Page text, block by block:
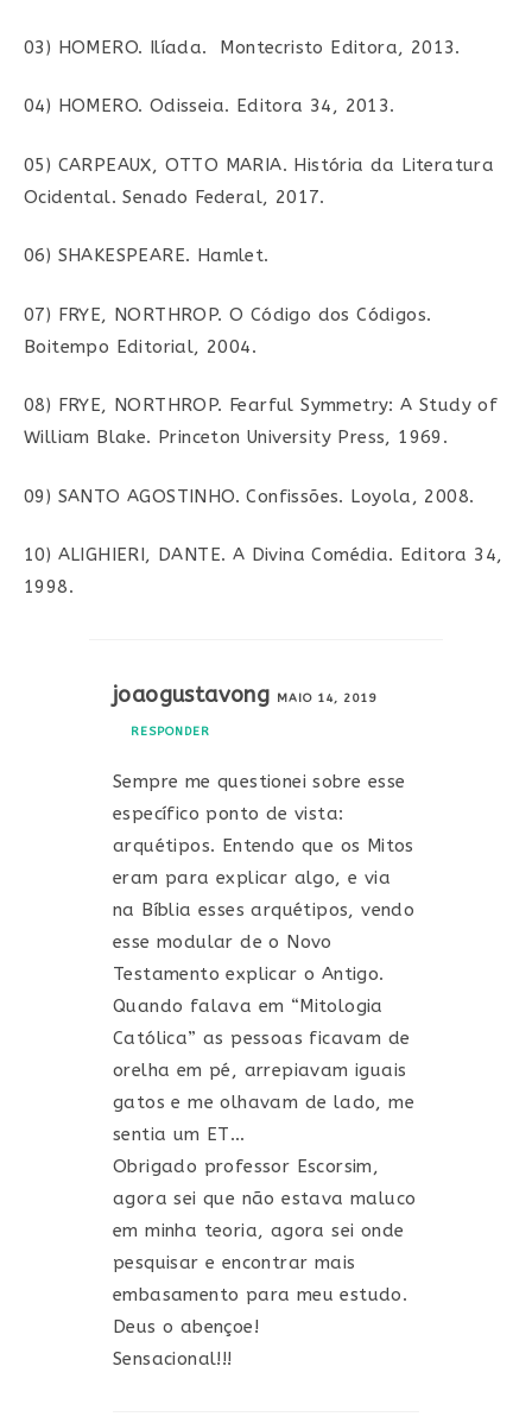
03) HOMERO. Ilíada. Montecristo Editora, 2013.
04) HOMERO. Odisseia. Editora 34, 2013.
05) CARPEAUX, OTTO MARIA. História da Literatura
Ocidental. Senado Federal, 2017.
06) SHAKESPEARE. Hamlet.
07) FRYE, NORTHROP. O Código dos Códigos.
Boitempo Editorial, 2004.
08) FRYE, NORTHROP. Fearful Symmetry: A Study of
William Blake. Princeton University Press, 1969.
09) SANTO AGOSTINHO. Confissões. Loyola, 2008.
10) ALIGHIERI, DANTE. A Divina Comédia. Editora 34,
1998.
joaogustavong MAIO 14, 2019
RESPONDER
Sempre me questionei sobre esse
específico ponto de vista:
arquétipos. Entendo que os Mitos
eram para explicar algo, e via
na Bíblia esses arquétipos, vendo
esse modular de o Novo
Testamento explicar o Antigo.
Quando falava em “Mitologia
Católica” as pessoas ficavam de
orelha em pé, arrepiavam iguais
gatos e me olhavam de lado, me
sentia um ET…
Obrigado professor Escorsim,
agora sei que não estava maluco
em minha teoria, agora sei onde
pesquisar e encontrar mais
embasamento para meu estudo.
Deus o abençoe!
Sensacional!!!